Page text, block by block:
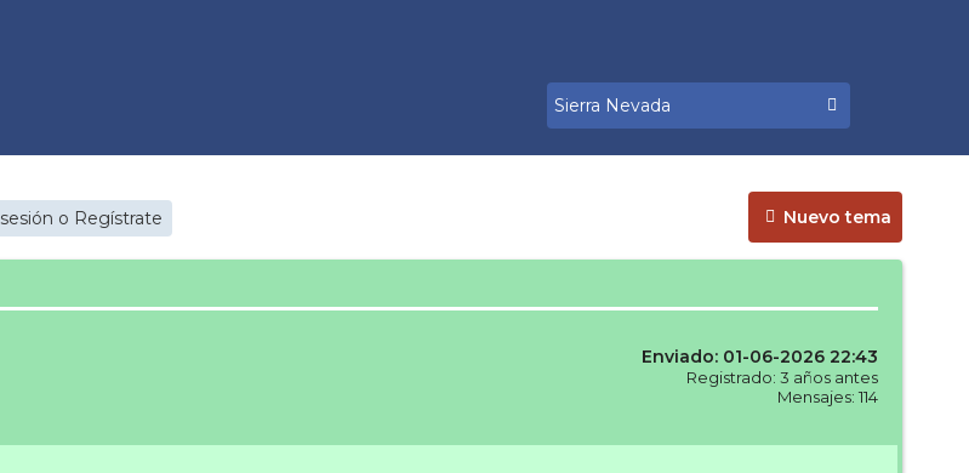
Nuevo tema
o Regístrate
Enviado: 01-06-2026 22:43
Registrado: 3 años antes
Mensajes: 114